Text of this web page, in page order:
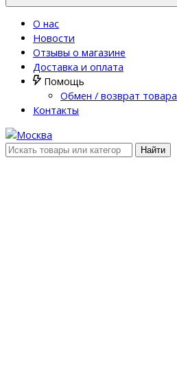
О нас
Новости
Отзывы о магазине
Доставка и оплата
Помощь
Обмен / возврат товара
Контакты
Найти